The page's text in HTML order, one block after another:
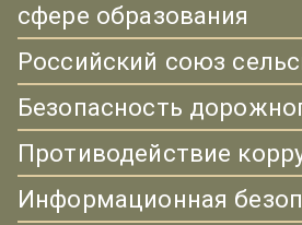
сфере образования
Российский союз
Безопасность
Противодействие
Информационная